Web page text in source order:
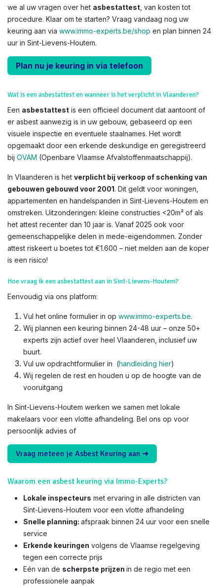
we al uw vragen over het asbestattest , van kosten tot
procedure. Klaar om te starten? Vraag vandaag nog uw
keuring aan via www.immo-experts.be/shop en plan binnen 24
uur in Sint-Lievens-Houtem.
Plan nu je keuring in via telefoon
Wat is een asbestattest en wanneer is het verplicht in Vlaanderen?
Een asbestattest is een officieel document dat aantoont of
er asbest aanwezig is in uw gebouw, gebaseerd op een
visuele inspectie en eventuele staalnames. Het wordt
opgemaakt door een erkende deskundige en geregistreerd
bij OVAM (Openbare Vlaamse Afvalstoffenmaatschappij).
In Vlaanderen is het verplicht bij verkoop of schenking van
gebouwen gebouwd voor 2001. Dit geldt voor woningen,
appartementen en handelspanden in Sint-Lievens-Houtem en
omstreken. Uitzonderingen: kleine constructies <20m² of als
het attest recenter dan 10 jaar is. Vanaf 2025 ook voor
gemeenschappelijke delen in mede-eigendommen. Zonder
attest riskeert u boetes tot €1.600 – niet melden aan de koper
is een risico!​
Hoe vraag ik een asbestattest aan in Sint-Lievens-Houtem?
Eenvoudig via ons platform:
Vul het online formulier in op www.immo-experts.be.
Wij plannen een keuring binnen 24-48 uur – onze 50+
experts zijn actief over heel Vlaanderen, inclusief uw
buurt.
Vul uw opdrachtformulier in (handleiding hier)
Wij regelen de rest en houden u op de hoogte van de
vooruitgang
In Sint-Lievens-Houtem werken we samen met lokale
makelaars voor een vlotte afhandeling. Bel ons op voor
persoonlijk advies of
Vraag meteen je Asbest Keuring aan ➜
Waarom een asbest keuring via Immo-Experts?
Lokale inspecteurs met ervaring in alle districten van
Sint-Lievens-Houtem voor een vlotte afhandeling
Snelle planning: afspraak binnen 24 uur voor een snelle
service
Erkende keuringen volgens de Vlaamse regelgeving
tegen een correcte prijs
Eén van de scherpste prijzen in de regio met een
professionele aanpak